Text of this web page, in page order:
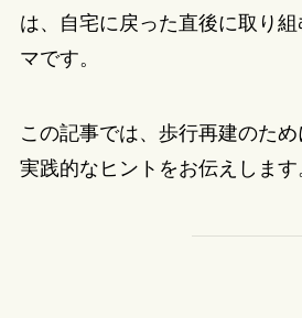
は、自宅に戻った直後に取り
マです。
この記事では、歩行再建のた
実践的なヒントをお伝えします